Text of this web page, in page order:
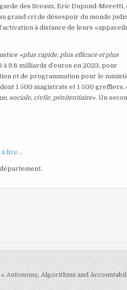
des Sceaux, Eric Dupond-Moretti,
grand cri de désespoir du monde
à distance de leurs
«plus rapide, plus efficace et plus
9,6 milliards d’euros en 2023, pour
et de programmation pour le
1 500 magistrats et 1 500 greffiers,
sociale, civile, pénitentiaire».Un
à lire..
Autonomy, Algorithms and